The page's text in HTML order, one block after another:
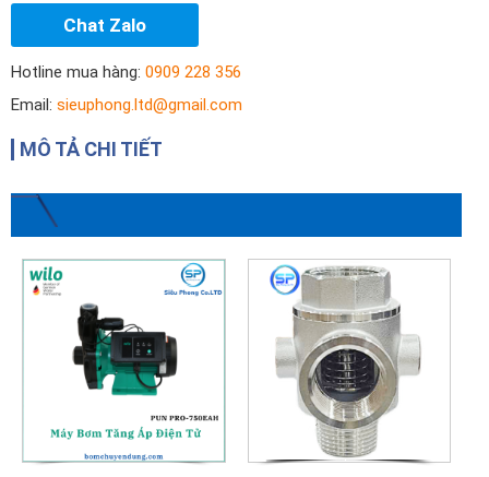
Chat Zalo
Hotline mua hàng: 0909 228 356
Email: sieuphong.ltd@gmail.com
MÔ TẢ CHI TIẾT